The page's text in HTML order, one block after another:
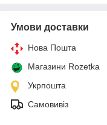
Умови доставки
Нова Пошта
Магазини Rozetka
Укрпошта
Самовивіз